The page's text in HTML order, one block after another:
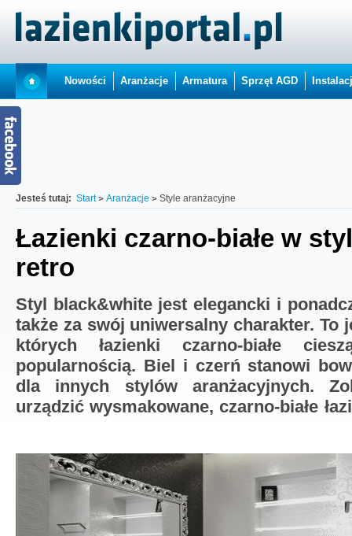
Nowości Aranżacje Armatura Sprzęt AGD
Jesteś tutaj: Start Aranżacje Style aranżacyjne
Łazienki czarno-białe w
retro
Styl black&white jest elegancki i
także za swój uniwersalny charakter. To
których łazienki czarno-białe
popularnością. Biel i czerń stanowi
dla innych stylów aranżacyjnych.
urządzić wysmakowane, czarno-białe